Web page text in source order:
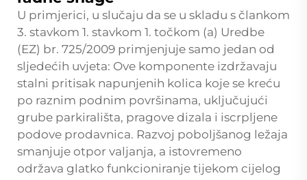
U primjerici, u slučaju da se u skladu s člankom
3. stavkom 1. stavkom 1. točkom (a) Uredbe
(EZ) br. 725/2009 primjenjuje samo jedan od
sljedećih uvjeta: Ove komponente izdržavaju
stalni pritisak napunjenih kolica koje se kreću
po raznim podnim površinama, uključujući
grube parkirališta, pragove dizala i iscrpljene
podove prodavnica. Razvoj poboljšanog ležaja
smanjuje otpor valjanja, a istovremeno
održava glatko funkcioniranje tijekom cijelog